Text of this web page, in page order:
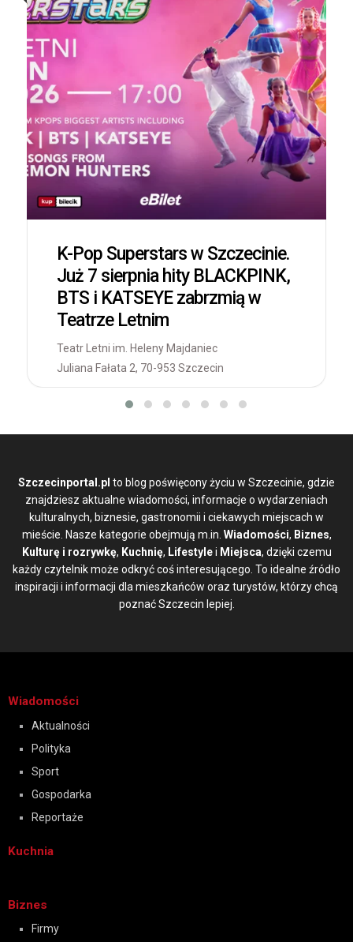
K-Pop Superstars w Szczecinie.
Już 7 sierpnia hity BLACKPINK,
BTS i KATSEYE zabrzmią w
Teatrze Letnim
Teatr Letni im. Heleny Majdaniec
Juliana Fałata 2, 70-953 Szczecin
Szczecinportal.pl to blog poświęcony życiu w Szczecinie, gdzie
znajdziesz aktualne wiadomości, informacje o wydarzeniach
kulturalnych, biznesie, gastronomii i ciekawych miejscach w
mieście. Nasze kategorie obejmują m.in. Wiadomości, Biznes,
Kulturę i rozrywkę, Kuchnię, Lifestylei Miejsca, dzięki czemu
każdy czytelnik może odkryć coś interesującego. To idealne źródło
inspiracji i informacji dla mieszkańców oraz turystów, którzy chcą
poznać Szczecin lepiej.
Wiadomości
Aktualności
Polityka
Sport
Gospodarka
Reportaże
Kuchnia
Biznes
Firmy